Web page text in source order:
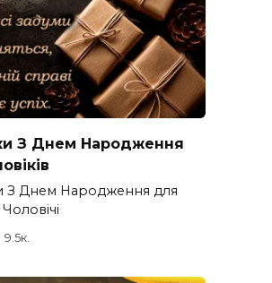
З Днем Народження
З Днем Народження для
9.5к.